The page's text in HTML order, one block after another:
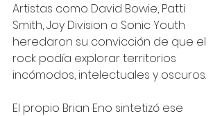
Artistas como David Bowie, Patti
Smith, Joy Division o Sonic Youth
heredaron su convicción de que el
rock podía explorar territorios
incómodos, intelectuales y oscuros.
El propio Brian Eno sintetizó ese